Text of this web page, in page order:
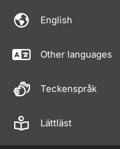
English
Other languages
Teckenspråk
Lättläst